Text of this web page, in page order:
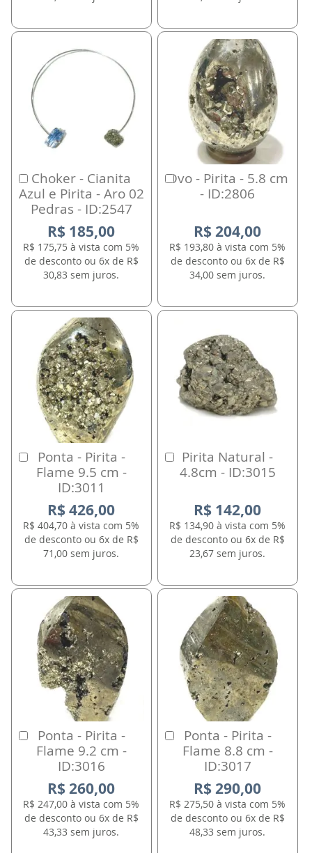
Choker - Cianita
Azul e Pirita - Aro 02
Pedras - ID:2547
R$ 185,00
R$ 175,75 à vista com 5%
de desconto ou 6x de R$
30,83 sem juros.
Comprar
Ovo - Pirita - 5.8 cm
- ID:2806
R$ 204,00
R$ 193,80 à vista com 5%
de desconto ou 6x de R$
34,00 sem juros.
Comprar
Ponta - Pirita -
Flame 9.5 cm -
ID:3011
R$ 426,00
R$ 404,70 à vista com 5%
de desconto ou 6x de R$
71,00 sem juros.
Comprar
Pirita Natural -
4.8cm - ID:3015
R$ 142,00
R$ 134,90 à vista com 5%
de desconto ou 6x de R$
23,67 sem juros.
Comprar
Ponta - Pirita -
Flame 9.2 cm -
ID:3016
R$ 260,00
R$ 247,00 à vista com 5%
de desconto ou 6x de R$
43,33 sem juros.
Comprar
Ponta - Pirita -
Flame 8.8 cm -
ID:3017
R$ 290,00
R$ 275,50 à vista com 5%
de desconto ou 6x de R$
48,33 sem juros.
Comprar